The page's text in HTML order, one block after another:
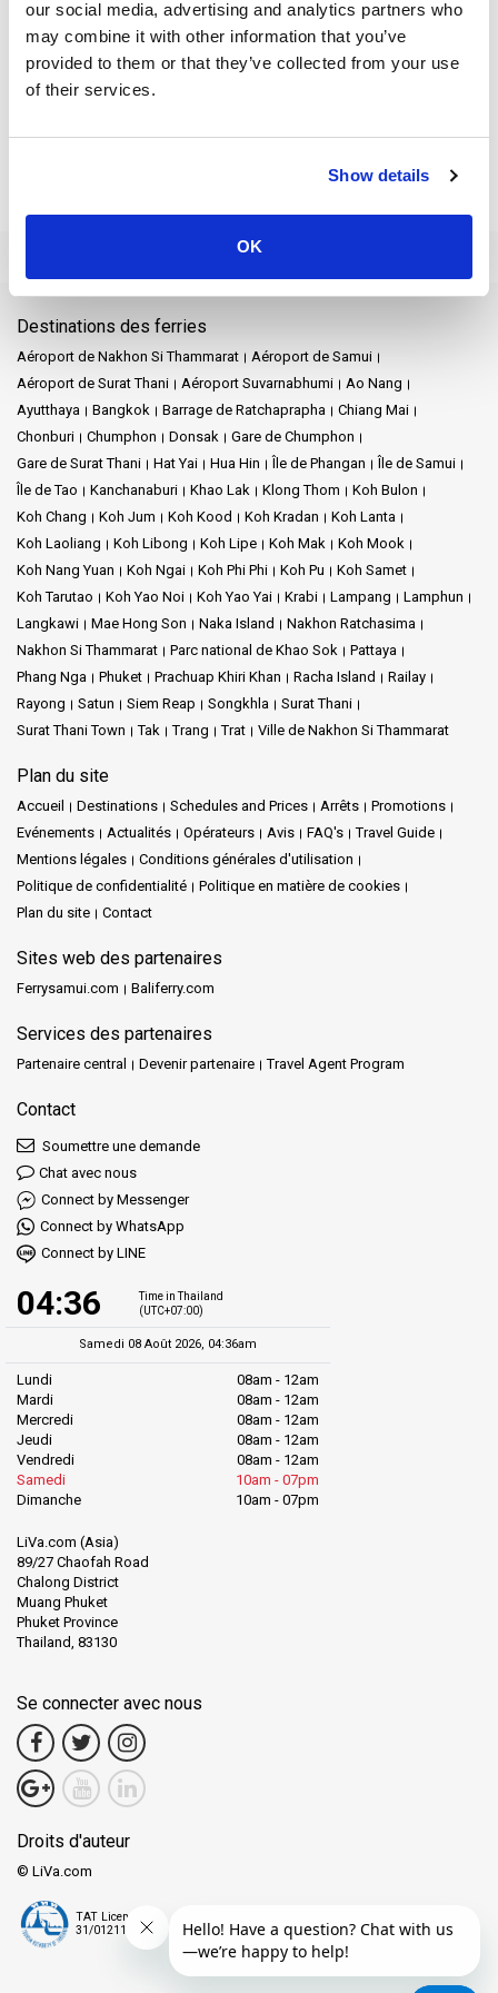
our social media, advertising and analytics partners who
may combine it with other information that you’ve
provided to them or that they’ve collected from your use
of their services.
Show details
OK
facilement accessibles. Les voyageurs peuvent rapidement
acheter des billets pour de nombreuses destinations.
Ils peuvent rejoindre les plages ensoleillées de Koh Samui,
assister aux célèbres fêtes de la pleine lune à Koh Phangan ou
Si vous prévoyez de vous rendre sur les îles, votre voyage se
région. Notez que le temps de trajet entre le terminal de bus de
Surat Thani et le quai de Donsak est d'environ 1 à 2 heures.
Samui, Koh Phangan ou les rives paisibles de
Thammarat.
Conclusion :
Le terminal de bus de Surat Thani est plus qu'une simple station.
C'est un carrefour où se croisent des chemins infinis.
national de Khao Sok regorge de trésors naturels.
que Nakhon Si Thammarat déborde de culture. Toutes ces
aventures commencent au terminal de bus de Surat Thani.
À savoir :
Restez frais et détendu, notamment dans les salons ouverts du
Restez vigilant pour éviter les rabatteurs et les arnaques
fréquentes dans les grandes stations.
Prévoyez des voyages longs vers les îles, en particulier en ce qui
concerne la nourriture et l'eau.
Utilisez les songthaews pour des déplacements locaux
éviter les frais excessifs.
Vérifiez les horaires des bus et des ferries et optez pour des
Destinations des ferries
Aéroport de Nakhon Si Thammarat
Aéroport de Samui
Aéroport de Surat Thani
Aéroport Suvarnabhumi
Ao Nang
Ayutthaya
Bangkok Barrage de Ratchaprapha
Chiang Mai
Chonburi
Chumphon Donsak
Gare de Chumphon
Gare de Surat Thani
Hat Yai Hua Hin Île de Phangan
Île de Samui
Île de Tao
Kanchanaburi Khao Lak Klong Thom
Koh Bulon
Koh Chang
Koh Jum Koh Kood Koh Kradan
Koh Lanta
Koh Laoliang
Koh Libong Koh Lipe Koh Mak
Koh Mook
Koh Nang Yuan
Koh Ngai Koh Phi Phi Koh Pu
Koh Samet
Koh Tarutao
Koh Yao Noi Koh Yao Yai Krabi Lampang
Lamphun
Langkawi
Mae Hong Son Naka Island
Nakhon Ratchasima
Nakhon Si Thammarat
Parc national de Khao Sok
Pattaya
Phang Nga
Phuket Prachuap Khiri Khan Racha Island
Railay
Rayong
Satun Siem Reap Songkhla
Surat Thani
Surat Thani Town
Tak Trang Trat Ville de Nakhon Si Thammarat
Plan du site
Accueil Destinations Schedules and Prices Arrêts
Promotions
Evénements
Actualités Opérateurs Avis FAQ's
Travel Guide
Mentions légales
Conditions générales d'utilisation
Politique de confidentialité
Politique en matière de cookies
Plan du site
Contact
Sites web des partenaires
Ferrysamui.com Baliferry.com
Services des partenaires
Partenaire central Devenir partenaire Travel Agent Program
Contact
Soumettre une demande
Chat avec nous
Connect by Messenger
Connect by WhatsApp
Connect by LINE
04:36
Time in Thailand
(UTC+07:00)
Samedi 08 Août 2026, 04:36am
Lundi
08am - 12am
Mardi
08am - 12am
Mercredi
08am - 12am
Jeudi
08am - 12am
Vendredi
08am - 12am
Samedi
10am - 07pm
Dimanche
10am - 07pm
LiVa.com (Asia)
89/27 Chaofah Road
Chalong District
Muang Phuket
Phuket Province
Thailand, 83130
Se connecter avec nous
Droits d'auteur
© LiVa.com
TAT License
31/01211